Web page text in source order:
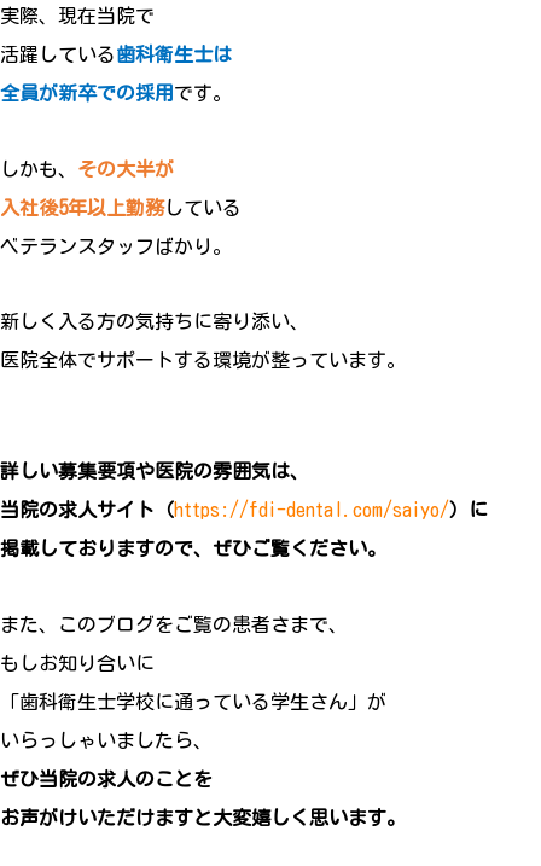
実際、現在当院で
活躍している歯科衛生士は
全員が新卒での採用 です。
しかも、 その大半が
入社後5年以上勤務している
ベテランスタッフばかり。
新しく入る方の気持ちに寄り添い、
医院全体でサポートする環境が整っています。
詳しい募集要項や医院の雰囲気は、
当院の求人サイト（https://fdi-dental.com/saiyo/）に
掲載しておりますので、ぜひご覧ください。
また、このブログをご覧の患者さまで、
もしお知り合いに
「歯科衛生士学校に通っている学生さん」が
いらっしゃいましたら、
ぜひ当院の求人のことを
お声がけいただけますと大変嬉しく思います。